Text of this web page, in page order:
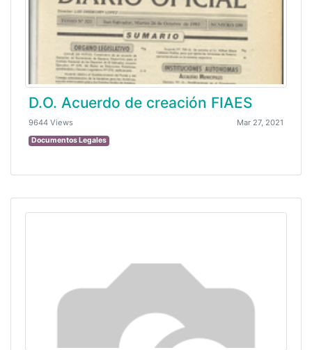
D.O. Acuerdo de creación FIAES
9644 Views Mar 27, 2021
Documentos Legales